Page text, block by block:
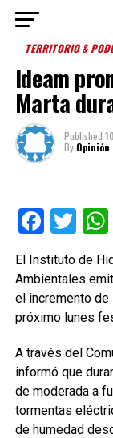
TERRITORIO &
Ideam
Marta
Published
By Opinión
El Instituto de
Ambientales
el incremento
próximo lunes
A través del
informó que
de moderada a
tormentas
de humedad